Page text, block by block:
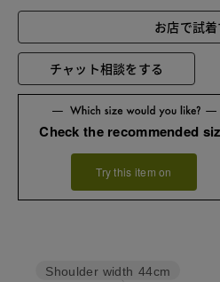
お店で試着
チャット相談をする
Check the recommended
Try this item on
Shoulder width 44cm